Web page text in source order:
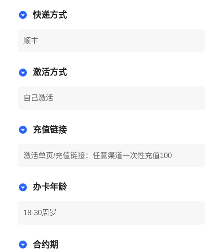
快递方式
顺丰
激活方式
自己激活
充值链接
激活单页/充值链接：任意渠道一次性充值100
办卡年龄
18-30周岁
合约期